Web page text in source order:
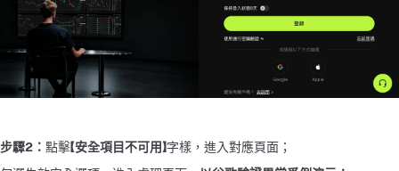
步驟2： 點擊【安全項目不可用】字樣，進入對應頁面；